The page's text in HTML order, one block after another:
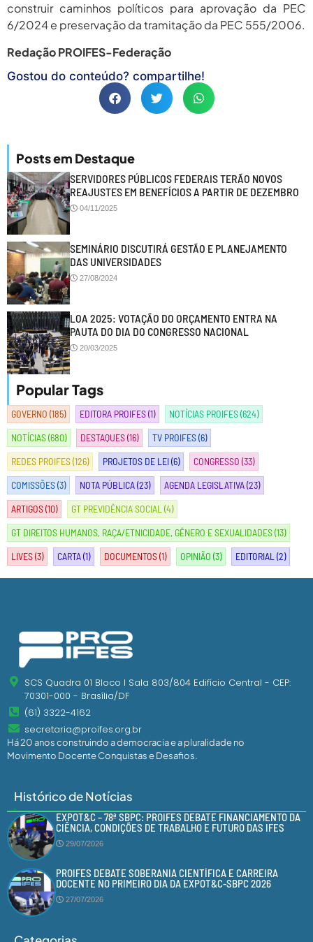
construir caminhos políticos para aprovação da PEC
6/2024 e preservação da tramitação da PEC 555/2006.
Redação PROIFES-Federação
Gostou do conteúdo? compartilhe!
Posts em Destaque
SERVIDORES PÚBLICOS FEDERAIS TERÃO NOVOS
REAJUSTES EM BENEFÍCIOS A PARTIR DE DEZEMBRO
04/11/2025
SEMINÁRIO DISCUTIRÁ GESTÃO E PLANEJAMENTO
DAS UNIVERSIDADES
27/08/2024
LOA 2025: VOTAÇÃO DO ORÇAMENTO ENTRA NA
PAUTA DO DIA DO CONGRESSO NACIONAL
20/03/2025
Popular Tags
GOVERNO (185) EDITORA PROIFES(1) NOTÍCIAS PROIFES(624)
NOTÍCIAS(680) DESTAQUES(16) TV PROIFES(6)
REDES PROIFES(126) PROJETOS DE LEI(6) CONGRESSO (33)
COMISSÕES(3) NOTA PÚBLICA(23) AGENDA LEGISLATIVA(23)
ARTIGOS(10) GT PREVIDÊNCIA SOCIAL (4)
GT DIREITOS HUMANOS, RAÇA/ETNICIDADE, GÊNERO E SEXUALIDADES(13)
LIVES(3) CARTA(1) DOCUMENTOS(1) OPINIÃO (3) EDITORIAL (2)
SCS Quadra 01 Bloco I Sala 803/804 Edifício Central - CEP:
70301-000 - Brasília/DF
(61) 3322-4162
secretaria@proifes.org.br
Há 20 anos construindo a democracia e a pluralidade no
Movimento Docente Conquistas e Desafios.
Histórico de Notícias
EXPOT&C – 78ª SBPC: PROIFES DEBATE FINANCIAMENTO DA
CIÊNCIA, CONDIÇÕES DE TRABALHO E FUTURO DAS IFES
29/07/2026
PROIFES DEBATE SOBERANIA CIENTÍFICA E CARREIRA
DOCENTE NO PRIMEIRO DIA DA EXPOT&C-SBPC 2026
27/07/2026